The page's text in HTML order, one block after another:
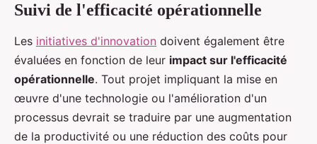
Suivi de l'efficacité opérationnelle
Les initiatives d'innovation doivent également être
évaluées en fonction de leur impact sur l'efficacité
opérationnelle. Tout projet impliquant la mise en
œuvre d'une technologie ou l'amélioration d'un
processus devrait se traduire par une augmentation
de la productivité ou une réduction des coûts pour